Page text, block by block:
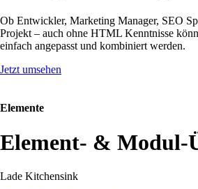
Ob Entwickler, Marketing Manager, SEO
Projekt – auch ohne HTML Kenntnisse
einfach angepasst und kombiniert werden.
Jetzt umsehen
Elemente
Element- & Modul-
Lade Kitchensink